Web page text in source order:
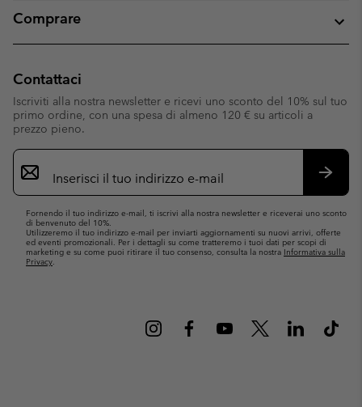
Comprare
Contattaci
Iscriviti alla nostra newsletter e ricevi uno sconto del 10% sul tuo
primo ordine, con una spesa di almeno 120 € su articoli a
prezzo pieno.
Iscrizione
e-
mail
Fornendo il tuo indirizzo e-mail, ti iscrivi alla nostra newsletter e riceverai uno sconto
di benvenuto del 10%.
Utilizzeremo il tuo indirizzo e-mail per inviarti aggiornamenti su nuovi arrivi, offerte
ed eventi promozionali. Per i dettagli su come tratteremo i tuoi dati per scopi di
marketing e su come puoi ritirare il tuo consenso, consulta la nostra Informativa sulla
Privacy.